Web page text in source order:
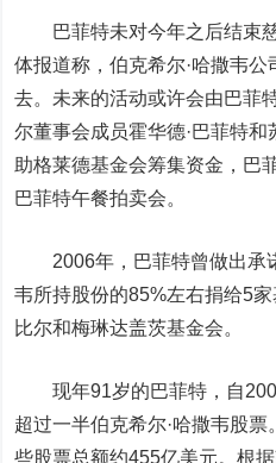
巴菲特未对今年之后结束慈
体报道称，伯克希尔·哈撒韦
去。未来的活动或许会由巴菲
尔董事会成员霍华德·巴菲特
助格莱德基金会筹集资金，巴
巴菲特午餐拍卖会。
2006年，巴菲特曾做出承
韦所持股份的85%左右捐给5
比尔和梅琳达盖茨基金会。
现年91岁的巴菲特，自
超过一半伯克希尔·哈撒韦股
些股票总额约455亿美元。根